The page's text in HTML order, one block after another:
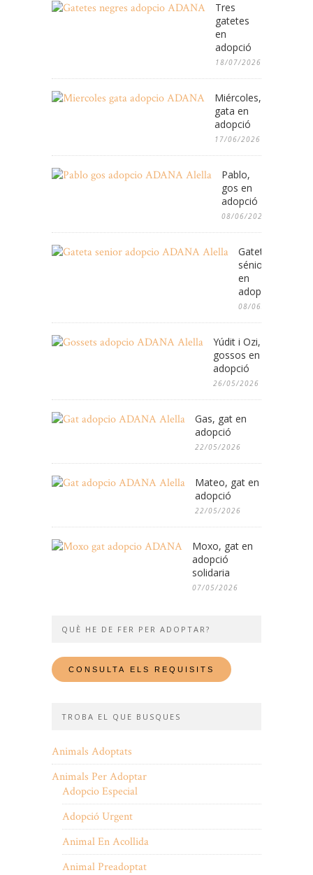
Tres
gatetes
en
adopció
18/07/2026
Miércoles,
gata en
adopció
17/06/2026
Pablo,
gos en
adopció
08/06/2026
Gateta
sénior
en
adopció
08/06/2026
Yúdit i Ozi,
gossos en
adopció
26/05/2026
Gas, gat en
adopció
22/05/2026
Mateo, gat en
adopció
22/05/2026
Moxo, gat en
adopció
solidaria
07/05/2026
QUÈ HE DE FER PER ADOPTAR?
TROBA EL QUE BUSQUES
Animals Adoptats
Animals Per Adoptar
Adopcio Especial
Adopció Urgent
Animal En Acollida
Animal Preadoptat